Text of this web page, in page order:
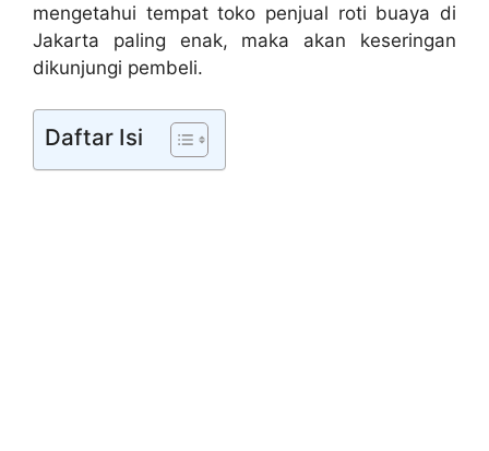
mengetahui tempat toko penjual roti buaya di
Jakarta paling enak, maka akan keseringan
dikunjungi pembeli.
Daftar Isi